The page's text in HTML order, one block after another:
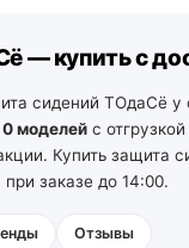
— купить с
сидений ТОдаСё у
0 моделей с
Купить защита
заказе до 14:00.
Отзывы